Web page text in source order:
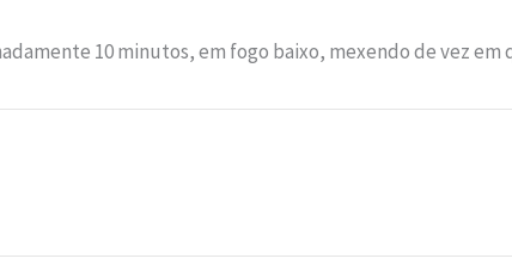
10 minutos, em fogo baixo, mexendo de vez em